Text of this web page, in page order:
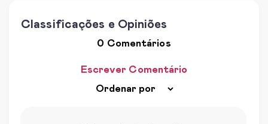
Classificações e Opiniões
0 Comentários
Escrever Comentário